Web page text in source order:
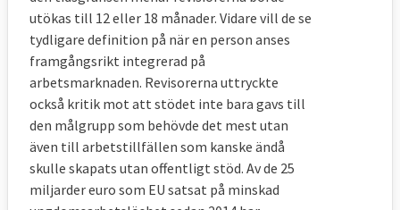
utökas till 12 eller 18 månader. Vidare vill de se
tydligare definition på när en person anses
framgångsrikt integrerad på
arbetsmarknaden. Revisorerna uttryckte
också kritik mot att stödet inte bara gavs till
den målgrupp som behövde det mest utan
även till arbetstillfällen som kanske ändå
skulle skapats utan offentligt stöd. Av de 25
miljarder euro som EU satsat på minskad